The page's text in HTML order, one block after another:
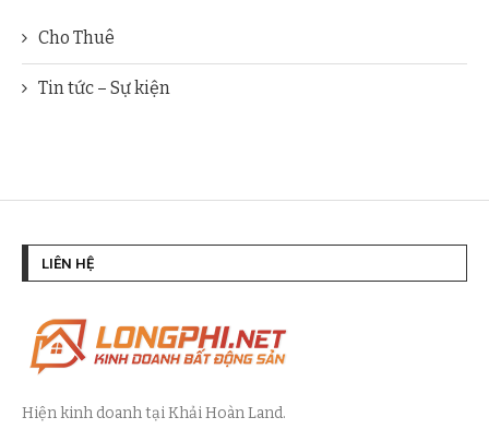
Cho Thuê
Tin tức – Sự kiện
LIÊN HỆ
Hiện kinh doanh tại Khải Hoàn Land.